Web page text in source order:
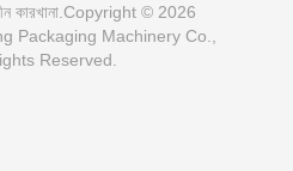
কারখানা.Copyright © 2026
Packaging Machinery Co.,
Reserved.